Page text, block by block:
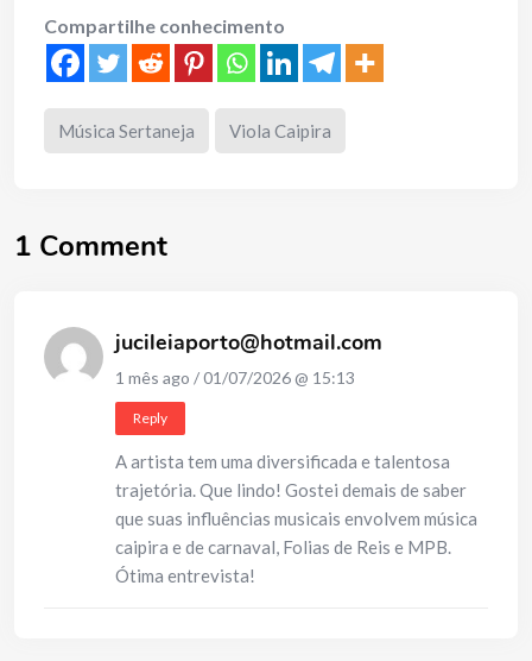
Compartilhe conhecimento
Música Sertaneja Viola Caipira
1 Comment
jucileiaporto@hotmail.com
1 mês ago / 01/07/2026 @ 15:13
Reply
A artista tem uma diversificada e talentosa
trajetória. Que lindo! Gostei demais de saber
que suas influências musicais envolvem música
caipira e de carnaval, Folias de Reis e MPB.
Ótima entrevista!